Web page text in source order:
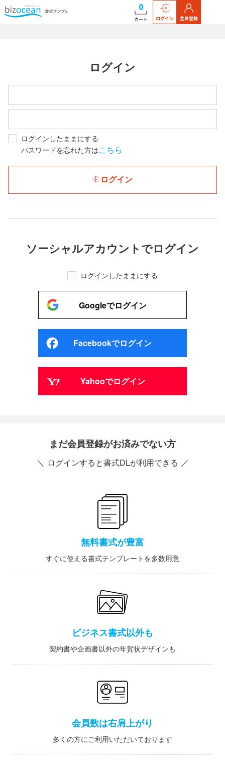
0
カート ログイン 会員登録
ログイン
ログインしたままにする
パスワードを忘れた方はこちら
ログイン
ソーシャルアカウントでログイン
ログインしたままにする
Googleでログイン
Facebookでログイン
Yahooでログイン
まだ会員登録がお済みでない方
＼ ログインすると書式DLが利用できる ／
無料書式が豊富
すぐに使える書式テンプレートを多数用意
ビジネス書式以外も
契約書や企画書以外の年賀状デザインも
会員数は右肩上がり
多くの方にご利用いただいております